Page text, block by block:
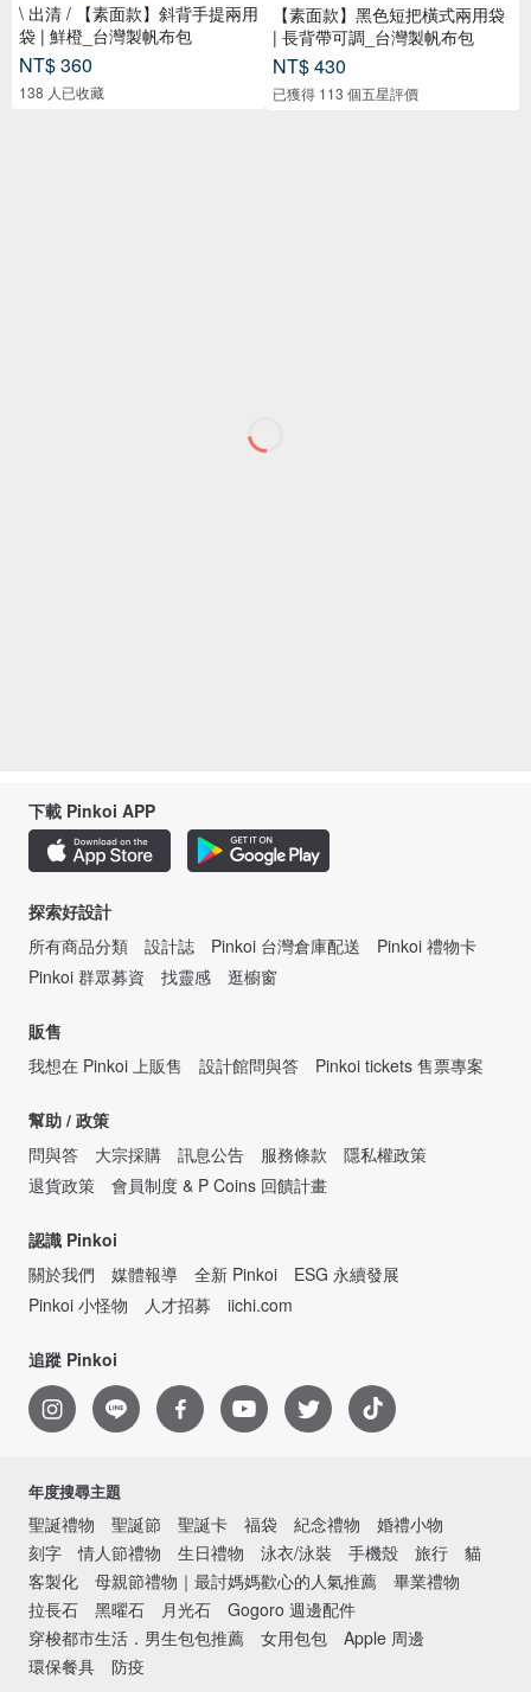
\ 出清 / 【素面款】斜背手提兩用
袋 | 鮮橙_台灣製帆布包
NT$ 360
138 人已收藏
【素面款】黑色短把橫式兩用袋
| 長背帶可調_台灣製帆布包
NT$ 430
已獲得 113 個五星評價
下載 Pinkoi APP
探索好設計
所有商品分類
設計誌 Pinkoi 台灣倉庫配送
Pinkoi 禮物卡
Pinkoi 群眾募資
找靈感 逛櫥窗
販售
我想在 Pinkoi 上販售
設計館問與答 Pinkoi tickets 售票專案
幫助 / 政策
問與答
大宗採購 訊息公告 服務條款
隱私權政策
退貨政策
會員制度 & P Coins 回饋計畫
認識 Pinkoi
關於我們
媒體報導 全新 Pinkoi
ESG 永續發展
Pinkoi 小怪物
人才招募 iichi.com
追蹤 Pinkoi
年度搜尋主題
聖誕禮物 聖誕節 聖誕卡 福袋 紀念禮物
婚禮小物
刻字
情人節禮物 生日禮物 泳衣/泳裝 手機殼 旅行
貓
客製化
母親節禮物｜最討媽媽歡心的人氣推薦
畢業禮物
拉長石
黑曜石 月光石
Gogoro 週邊配件
穿梭都市生活．男生包包推薦
女用包包
Apple 周邊
環保餐具
防疫